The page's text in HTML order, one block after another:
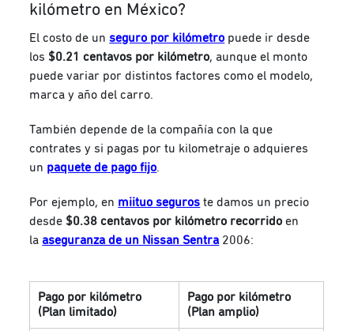
kilómetro en México?
El costo de un seguro por kilómetro puede ir desde
los $0.21 centavos por kilómetro, aunque el monto
puede variar por distintos factores como el modelo,
marca y año del carro.
También depende de la compañía con la que
contrates y si pagas por tu kilometraje o adquieres
un paquete de pago fijo.
Por ejemplo, en miituo seguros te damos un precio
desde $0.38 centavos por kilómetro recorridoen
la aseguranza de un Nissan Sentra 2006:
Pago por kilómetro
(Plan limitado)
Pago por kilómetro
(Plan amplio)